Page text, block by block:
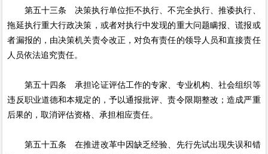
第五十三条 决策执行单位拒不执行、不完全执行、推诿执行、
拖延执行重大行政决策，或者对执行中发现的重大问题瞒报、谎报或
者漏报的，由决策机关责令改正，对负有责任的领导人员和直接责任
人员依法追究责任。
第五十四条 承担论证评估工作的专家、专业机构、社会组织等
违反职业道德和本规定的，予以通报批评、责令限期整改；造成严重
后果的，取消评估资格、承担相应责任。
第五十五条 在推进改革中因缺乏经验、先行先试出现失误和错